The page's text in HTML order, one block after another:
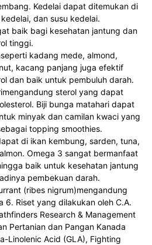
Kedelai dapat ditemukan di
dan susu kedelai.
baik bagi kesehatan jantung dan
tinggi.
kadang mede, almond,
kacang panjang juga efektif
dan baik untuk pembuluh darah.
sterol yang dapat
Biji bunga matahari dapat
minyak dan camilan kwaci yang
topping smoothies.
di ikan kembung, sarden, tuna,
Omega 3 sangat bermanfaat
baik untuk kesehatan jantung
pembekuan darah.
(ribes nigrum)mengandung
6. Riset yang dilakukan oleh C.A.
Research & Management
Pertanian dan Pangan Kanada
Linolenic Acid (GLA), Fighting